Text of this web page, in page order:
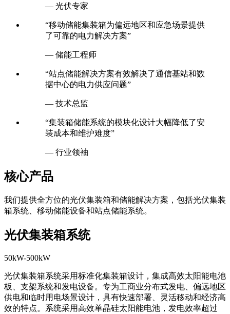
— 光伏专家
“移动储能集装箱为偏远地区和应急场景提供
了可靠的电力解决方案”
— 储能工程师
“站点储能解决方案有效解决了通信基站和数
据中心的电力供应问题”
— 技术总监
“集装箱储能系统的模块化设计大幅降低了安
装成本和维护难度”
— 行业领袖
核心产品
我们提供全方位的光伏集装箱和储能解决方案，包括光伏集装
箱系统、移动储能设备和站点储能系统。
光伏集装箱系统
50kW-500kW
光伏集装箱系统采用标准化集装箱设计，集成高效太阳能电池
板、支架系统和发电设备。专为工商业分布式发电、偏远地区
供电和临时用电场景设计，具有快速部署、灵活移动和经济高
效的特点。系统采用高效单晶硅太阳能电池，发电效率超过